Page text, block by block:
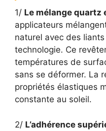
1/ Le mélange quartz
applicateurs
naturel avec des
technologie. Ce
températures de
sans se déformer. La
propriétés élastiques
constante au soleil.
2/ L’adhérence